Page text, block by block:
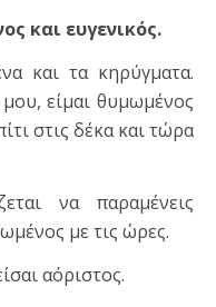
και ευγενικός.
και τα κηρύγματα.
είμαι θυμωμένος
στις δέκα και τώρα
να παραμένεις
με τις ώρες.
αόριστος.